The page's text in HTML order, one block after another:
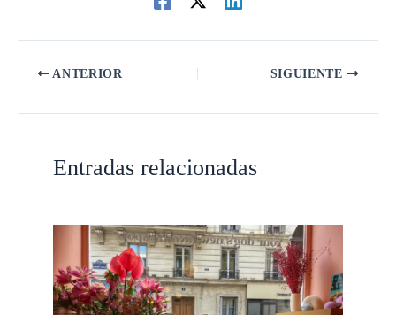
ANTERIOR SIGUIENTE
Entradas relacionadas